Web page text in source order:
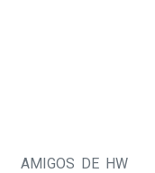
AMIGOS DE HW